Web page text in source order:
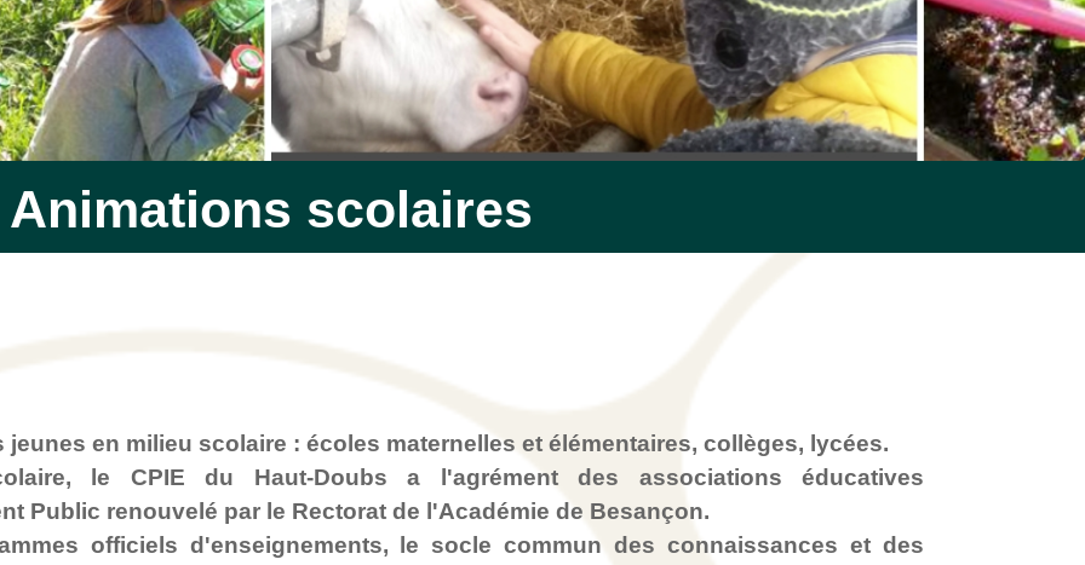
Animations scolaires
en milieu scolaire : écoles maternelles et élémentaires, collèges, lycées.
le CPIE du Haut-Doubs a l'agrément des associations éducatives
Public renouvelé par le Rectorat de l'Académie de Besançon.
officiels d'enseignements, le socle commun des connaissances et des